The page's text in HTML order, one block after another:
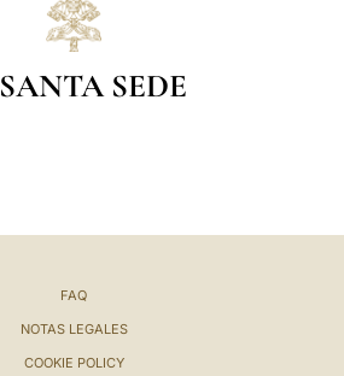
SANTA SEDE
FAQ
NOTAS LEGALES
COOKIE POLICY